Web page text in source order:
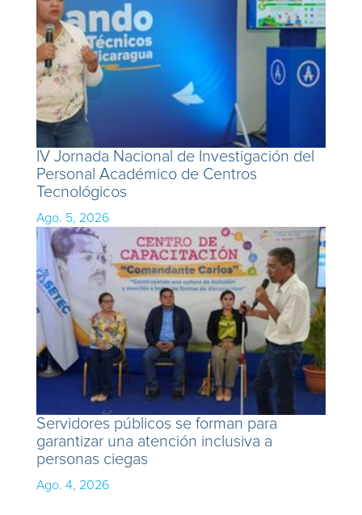
IV Jornada Nacional de Investigación del
Personal Académico de Centros
Tecnológicos
Ago. 5, 2026
Servidores públicos se forman para
garantizar una atención inclusiva a
personas ciegas
Ago. 4, 2026